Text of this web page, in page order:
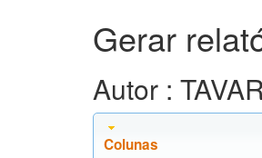
Gerar
Autor :
Colunas